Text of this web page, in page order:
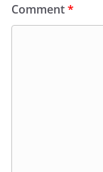
Comment*